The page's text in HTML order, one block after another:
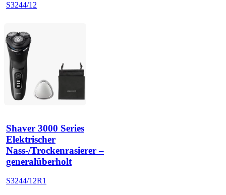
S3244/12
Shaver 3000 Series
Elektrischer
Nass-/Trockenrasierer –
generalüberholt
S3244/12R1